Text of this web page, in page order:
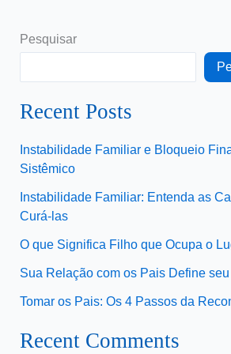
Pesquisar
Recent Posts
Instabilidade Familiar e Bloqueio
Sistêmico
Instabilidade Familiar: Entenda as
Curá-las
O que Significa Filho que Ocupa o
Sua Relação com os Pais Define
Tomar os Pais: Os 4 Passos da
Recent Comments